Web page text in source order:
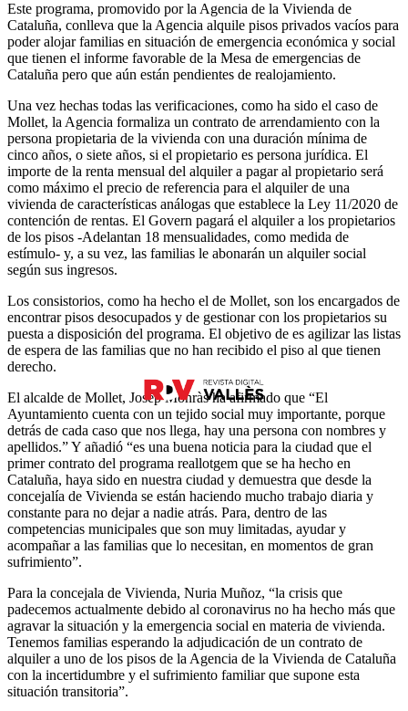
Este programa, promovido por la Agencia de la Vivienda de
Cataluña, conlleva que la Agencia alquile pisos privados vacíos para
poder alojar familias en situación de emergencia económica y social
que tienen el informe favorable de la Mesa de emergencias de
Cataluña pero que aún están pendientes de realojamiento.
Una vez hechas todas las verificaciones, como ha sido el caso de
Mollet, la Agencia formaliza un contrato de arrendamiento con la
persona propietaria de la vivienda con una duración mínima de
cinco años, o siete años, si el propietario es persona jurídica. El
importe de la renta mensual del alquiler a pagar al propietario será
como máximo el precio de referencia para el alquiler de una
vivienda de características análogas que establece la Ley 11/2020 de
contención de rentas. El Govern pagará el alquiler a los propietarios
de los pisos -Adelantan 18 mensualidades, como medida de
estímulo- y, a su vez, las familias le abonarán un alquiler social
según sus ingresos.
Los consistorios, como ha hecho el de Mollet, son los encargados de
encontrar pisos desocupados y de gestionar con los propietarios su
puesta a disposición del programa. El objetivo de es agilizar las listas
de espera de las familias que no han recibido el piso al que tienen
derecho.
El alcalde de Mollet, Josep Monràs ha afirmado que “El
Ayuntamiento cuenta con un tejido social muy importante, porque
detrás de cada caso que nos llega, hay una persona con nombres y
apellidos.” Y añadió “es una buena noticia para la ciudad que el
primer contrato del programa reallotgem que se ha hecho en
Cataluña, haya sido en nuestra ciudad y demuestra que desde la
concejalía de Vivienda se están haciendo mucho trabajo diaria y
constante para no dejar a nadie atrás. Para, dentro de las
competencias municipales que son muy limitadas, ayudar y
acompañar a las familias que lo necesitan, en momentos de gran
sufrimiento”.
Para la concejala de Vivienda, Nuria Muñoz, “la crisis que
padecemos actualmente debido al coronavirus no ha hecho más que
agravar la situación y la emergencia social en materia de vivienda.
Tenemos familias esperando la adjudicación de un contrato de
alquiler a uno de los pisos de la Agencia de la Vivienda de Cataluña
con la incertidumbre y el sufrimiento familiar que supone esta
situación transitoria”.